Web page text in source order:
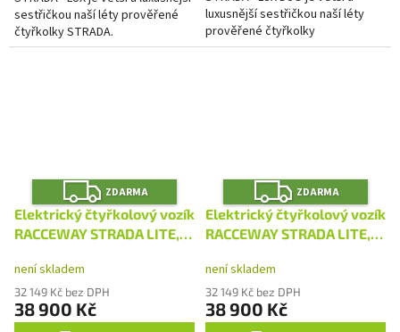
sestřičkou naší léty prověřené
čtyřkolky STRADA.
luxusnější sestřičkou naší léty
prověřené čtyřkolky
STRADA vybavena druhou
Z
D
A
R
M
ZDARMA
Elektrický čtyřkolový vozík
RACCEWAY STRADA LITE,
není skladem
32 149 Kč bez DPH
38 900 Kč
Z
D
A
R
M
ZDARMA
Elektrický čtyřkolový vozík
RACCEWAY STRADA LITE,
není skladem
32 149 Kč bez DPH
38 900 Kč